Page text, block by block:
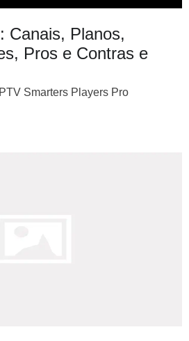
Canais, Planos,
Pros e Contras e
IPTV Smarters Players Pro